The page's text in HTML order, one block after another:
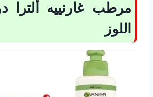
مرطب غارنييه ألترا
اللوز